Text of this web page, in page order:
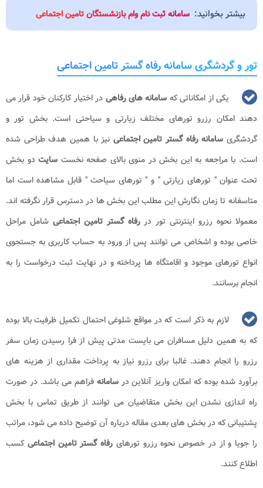
بیشتر بخوانید: سامانه ثبت نام وام بازنشستگان تامین اجتماعی
تور و گردشگری سامانه رفاه گستر تامین اجتماعی
یکی از امکاناتی که سامانه های رفاهی در اختیار کارکنان خود قرار می
دهند امکان رزرو تورهای مختلف زیارتی و سیاحتی است. بخش تور و
گردشگری سامانه رفاه گستر تامین اجتماعی نیز با همین هدف طراحی شده
است. با مراجعه به این بخش در منوی بالای صفحه نخست سایتدو بخش
تحت عنوان " تورهای زیارتی " و " تورهای سیاحت " قابل مشاهده است اما
متاسفانه تا زمان نگارش این مطلب این بخش ها در دسترس قرار نگرفته اند.
معمولا نحوه رزرو اینترنتی تور دررفاه گستر تامین اجتماعی شامل مراحل
خاصی بوده و اشخاص می توانند پس از ورود به حساب کاربری به جستجوی
انواع تورهای موجود و اقامتگاه ها پرداخته و در نهایت ثبت درخواست را به
انجام برسانند.
لازم به ذکر است که در مواقع شلوغی احتمال تکمیل ظرفیت بالا بوده
که به همین دلیل مسافران می بایست مدتی پیش از فرا رسیدن زمان سفر
رزرو را انجام دهند. غالبا برای رزرو نیاز به پرداخت مقداری از هزینه های
برآورد شده بوده که امکان واریز آنلاین درسامانهفراهم می باشد. در صورت
راه اندازی نشدن این بخش متقاضیان می توانند از طریق تماس با بخش
پشتیبانی که در بخش های بعدی مقاله درباره آن توضیح داده می شود، مراتب
را جویا و از در خصوص نحوه رزرو تورهای رفاه گستر تامین اجتماعی کسب
اطلاع کنند.